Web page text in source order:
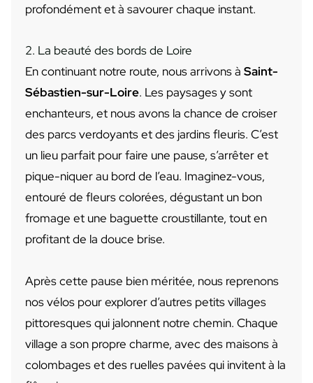
profondément et à savourer chaque instant.
2. La beauté des bords de Loire
En continuant notre route, nous arrivons à Saint-
Sébastien-sur-Loire. Les paysages y sont
enchanteurs, et nous avons la chance de croiser
des parcs verdoyants et des jardins fleuris. C’est
un lieu parfait pour faire une pause, s’arrêter et
pique-niquer au bord de l’eau. Imaginez-vous,
entouré de fleurs colorées, dégustant un bon
fromage et une baguette croustillante, tout en
profitant de la douce brise.
Après cette pause bien méritée, nous reprenons
nos vélos pour explorer d’autres petits villages
pittoresques qui jalonnent notre chemin. Chaque
village a son propre charme, avec des maisons à
colombages et des ruelles pavées qui invitent à la